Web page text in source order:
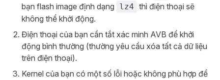
bạn flash image định dạng
lz4 thì điện thoại sẽ
không thể khởi động.
Điện thoại của bạn cần tắt xác minh AVB để khởi
động bình thường (thường yêu cầu xóa tất cả dữ liệu
trên điện thoại).
Kernel của bạn có một số lỗi hoặc không phù hợp để